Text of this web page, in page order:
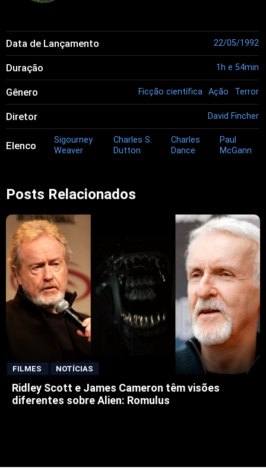
Data de Lançamento 22/05/1992
Duração 1h e 54min
Gênero Ficção científica Ação Terror
Diretor David Fincher
Elenco
Sigourney
Weaver
Charles S.
Dutton
Charles
Dance
Paul
McGann
Posts Relacionados
FILMES NOTÍCIAS
Ridley Scott e James Cameron têm visões
diferentes sobre Alien: Romulus